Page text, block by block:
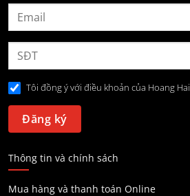
Tôi đồng ý với điều khoản của Hoang Hai
Thông tin và chính sách
Mua hàng và thanh toán Online